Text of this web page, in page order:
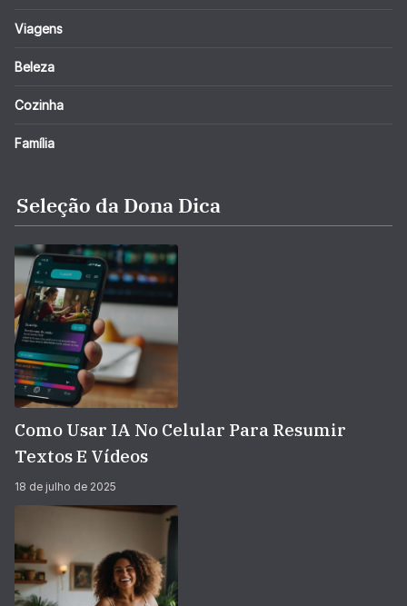
Viagens
Beleza
Cozinha
Família
Seleção da Dona Dica
Como Usar IA No Celular Para Resumir
Textos E Vídeos
18 de julho de 2025